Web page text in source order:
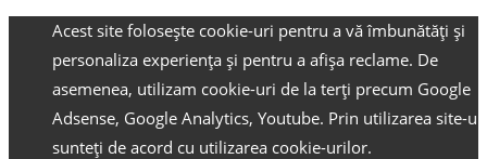
Acest site folosește cookie-uri pentru a vă îmbunătăți și
personaliza experiența și pentru a afișa reclame. De
asemenea, utilizam cookie-uri de la terți precum Google
Adsense, Google Analytics, Youtube. Prin utilizarea site-
sunteți de acord cu utilizarea cookie-urilor.